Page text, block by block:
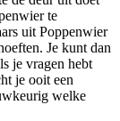
te
uit Poppenwier
Je kunt dan
je vragen hebt
je ooit een
welke